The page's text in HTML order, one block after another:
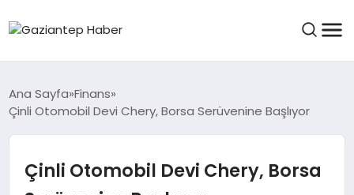
ASAYIŞ
Ana Sayfa Finans
Çinli Otomobil Devi Chery, Borsa Serüvenine Başlıyor
Çinli Otomobil Devi Chery, Borsa